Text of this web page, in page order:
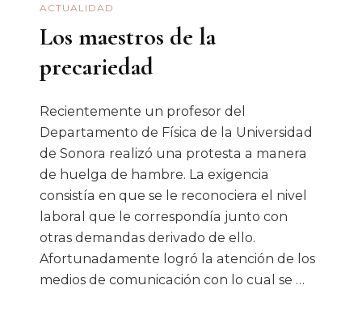
ACTUALIDAD
Los maestros de la
precariedad
Recientemente un profesor del
Departamento de Física de la Universidad
de Sonora realizó una protesta a manera
de huelga de hambre. La exigencia
consistía en que se le reconociera el nivel
laboral que le correspondía junto con
otras demandas derivado de ello.
Afortunadamente logró la atención de los
medios de comunicación con lo cual se …